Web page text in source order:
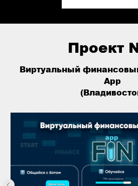
Проект
Виртуальный
App